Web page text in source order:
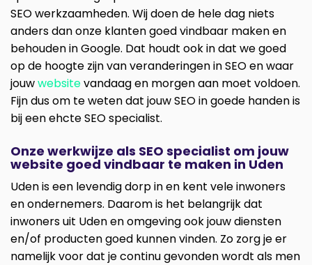
SEO werkzaamheden. Wij doen de hele dag niets
anders dan onze klanten goed vindbaar maken en
behouden in Google. Dat houdt ook in dat we goed
op de hoogte zijn van veranderingen in SEO en waar
jouwwebsitevandaag en morgen aan moet voldoen.
Fijn dus om te weten dat jouw SEO in goede handen is
bij een ehcte SEO specialist.
Onze werkwijze als SEO specialist om jouw
website goed vindbaar te maken in Uden
Uden is een levendig dorp in en kent vele inwoners
en ondernemers. Daarom is het belangrijk dat
inwoners uit Uden en omgeving ook jouw diensten
en/of producten goed kunnen vinden. Zo zorg je er
namelijk voor dat je continu gevonden wordt als men